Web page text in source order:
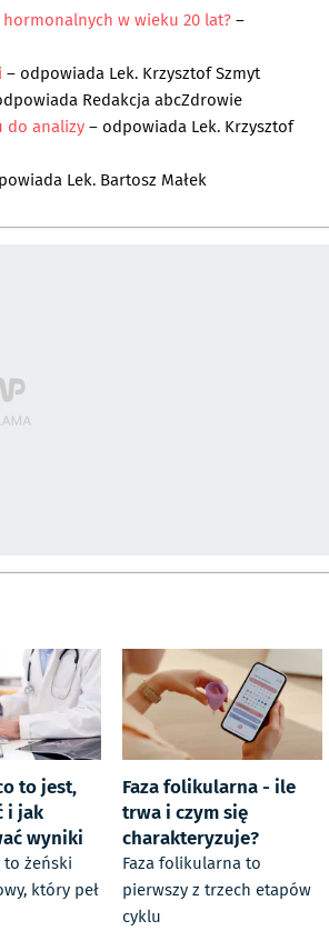
w wieku 20 lat?–
– odpowiada Lek. Krzysztof Szmyt
Redakcja abcZdrowie
do analizy– odpowiada Lek. Krzysztof
Lek. Bartosz Małek
to jest,
i jak
wyniki
to żeński
który peł
Faza folikularna - ile
trwa i czym się
charakteryzuje?
Faza folikularna to
pierwszy z trzech etapów
cyklu